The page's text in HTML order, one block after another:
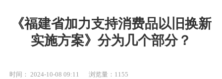
《福建省加力支持消费品以旧换新
实施方案》分为几个部分？
时间： 2024-10-08 09:11 浏览量：1155